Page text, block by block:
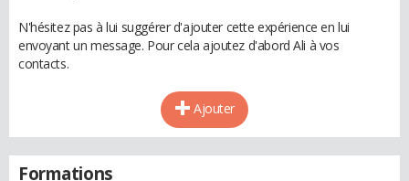
N'hésitez pas à lui suggérer d'ajouter cette expérience en lui
envoyant un message. Pour cela ajoutez d'abord Ali à vos
contacts.
Ajouter
Formations